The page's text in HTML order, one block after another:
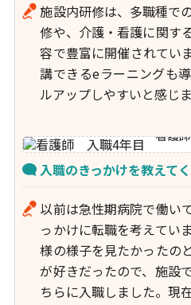
施設内研修は、多職種で
修や、介護・看護に関す
容で豊富に開催されてい
講できるeラーニングも
ルアップしやすいと感じま
看護
入職のきっかけを教えてく
以前は急性期病院で働い
っかけに転職を考えてい
様の様子を見たかったの
が好きだったので、施設
ちらに入職しました。現